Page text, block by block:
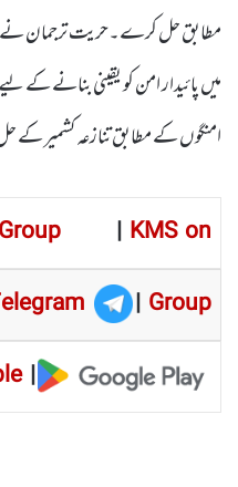
مطابق حل کرے۔حریت ترجمان نے
میں پائیدار امن کو یقینی بنانے کے
امنگوں کے مطابق تنازعہ کشمیر کے
| KMS on
| Group
|
Apple